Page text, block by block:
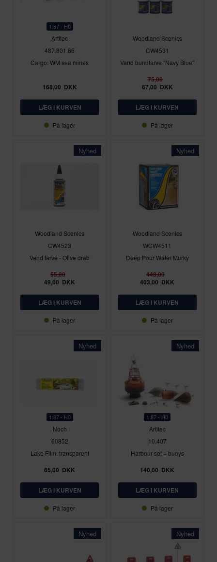
1:87 - H0
Artitec
487.801.86
Cargo: WM sea mines
168,00 DKK
På lager
Woodland Scenics
CW4531
Vand bundfarve "Navy Blue"
75,00
67,00 DKK
På lager
Nyhed
Woodland Scenics
CW4523
Vand farve - Olive drab
55,00
49,00 DKK
På lager
Nyhed
Woodland Scenics
WCW4511
Deep Pour Water Murky
448,00
403,00 DKK
På lager
Nyhed
1:87 - H0
Noch
60852
Lake Film, transparent
65,00 DKK
På lager
Nyhed
1:87 - H0
Artitec
10.407
Harbour set + buoys
140,00 DKK
På lager
Nyhed Nyhed